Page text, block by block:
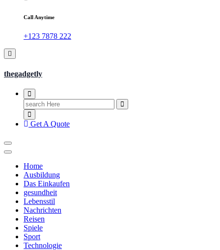
Call Anytime
+123 7878 222
thegadgetly
Search
for:
Get A Quote
Home
Ausbildung
Das Einkaufen
gesundheit
Lebensstil
Nachrichten
Reisen
Spiele
Sport
Technologie